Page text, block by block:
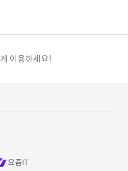
이용하세요!
요즘IT